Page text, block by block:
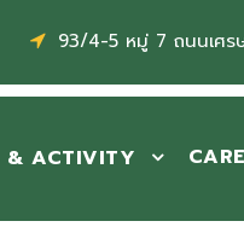
93/4-5 หมู่ 7 ถนนเศร
& ACTIVITY